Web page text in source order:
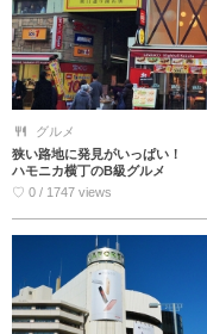
グルメ
狭い路地に発見がいっぱい！
ハモニカ横丁のB級グルメ
♡ 0 / 1747 views